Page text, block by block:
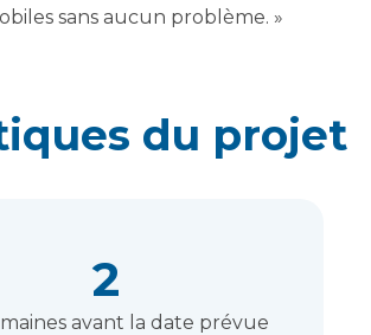
sans aucun problème. »
du projet
2
avant la date prévue